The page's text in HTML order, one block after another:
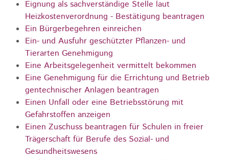
Eignung als sachverständige Stelle laut
Heizkostenverordnung - Bestätigung beantragen
Ein Bürgerbegehren einreichen
Ein- und Ausfuhr geschützter Pflanzen- und
Tierarten Genehmigung
Eine Arbeitsgelegenheit vermittelt bekommen
Eine Genehmigung für die Errichtung und Betrieb
gentechnischer Anlagen beantragen
Einen Unfall oder eine Betriebsstörung mit
Gefahrstoffen anzeigen
Einen Zuschuss beantragen für Schulen in freier
Trägerschaft für Berufe des Sozial- und
Gesundheitswesens